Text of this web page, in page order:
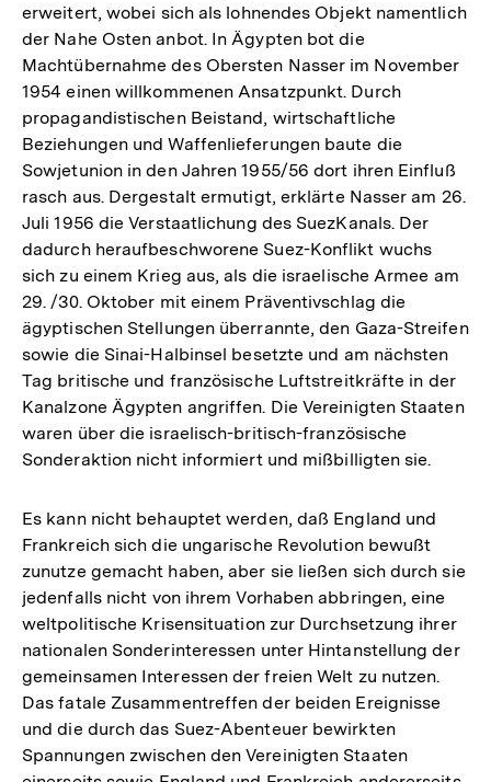
erweitert, wobei sich als lohnendes Objekt namentlich
der Nahe Osten anbot. In Ägypten bot die
Machtübernahme des Obersten Nasser im November
1954 einen willkommenen Ansatzpunkt. Durch
propagandistischen Beistand, wirtschaftliche
Beziehungen und Waffenlieferungen baute die
Sowjetunion in den Jahren 1955/56 dort ihren Einfluß
rasch aus. Dergestalt ermutigt, erklärte Nasser am 26.
Juli 1956 die Verstaatlichung des SuezKanals. Der
dadurch heraufbeschworene Suez-Konflikt wuchs
sich zu einem Krieg aus, als die israelische Armee am
29. /30. Oktober mit einem Präventivschlag die
ägyptischen Stellungen überrannte, den Gaza-Streifen
sowie die Sinai-Halbinsel besetzte und am nächsten
Tag britische und französische Luftstreitkräfte in der
Kanalzone Ägypten angriffen. Die Vereinigten Staaten
waren über die israelisch-britisch-französische
Sonderaktion nicht informiert und mißbilligten sie.
Es kann nicht behauptet werden, daß England und
Frankreich sich die ungarische Revolution bewußt
zunutze gemacht haben, aber sie ließen sich durch sie
jedenfalls nicht von ihrem Vorhaben abbringen, eine
weltpolitische Krisensituation zur Durchsetzung ihrer
nationalen Sonderinteressen unter Hintanstellung der
gemeinsamen Interessen der freien Welt zu nutzen.
Das fatale Zusammentreffen der beiden Ereignisse
und die durch das Suez-Abenteuer bewirkten
Spannungen zwischen den Vereinigten Staaten